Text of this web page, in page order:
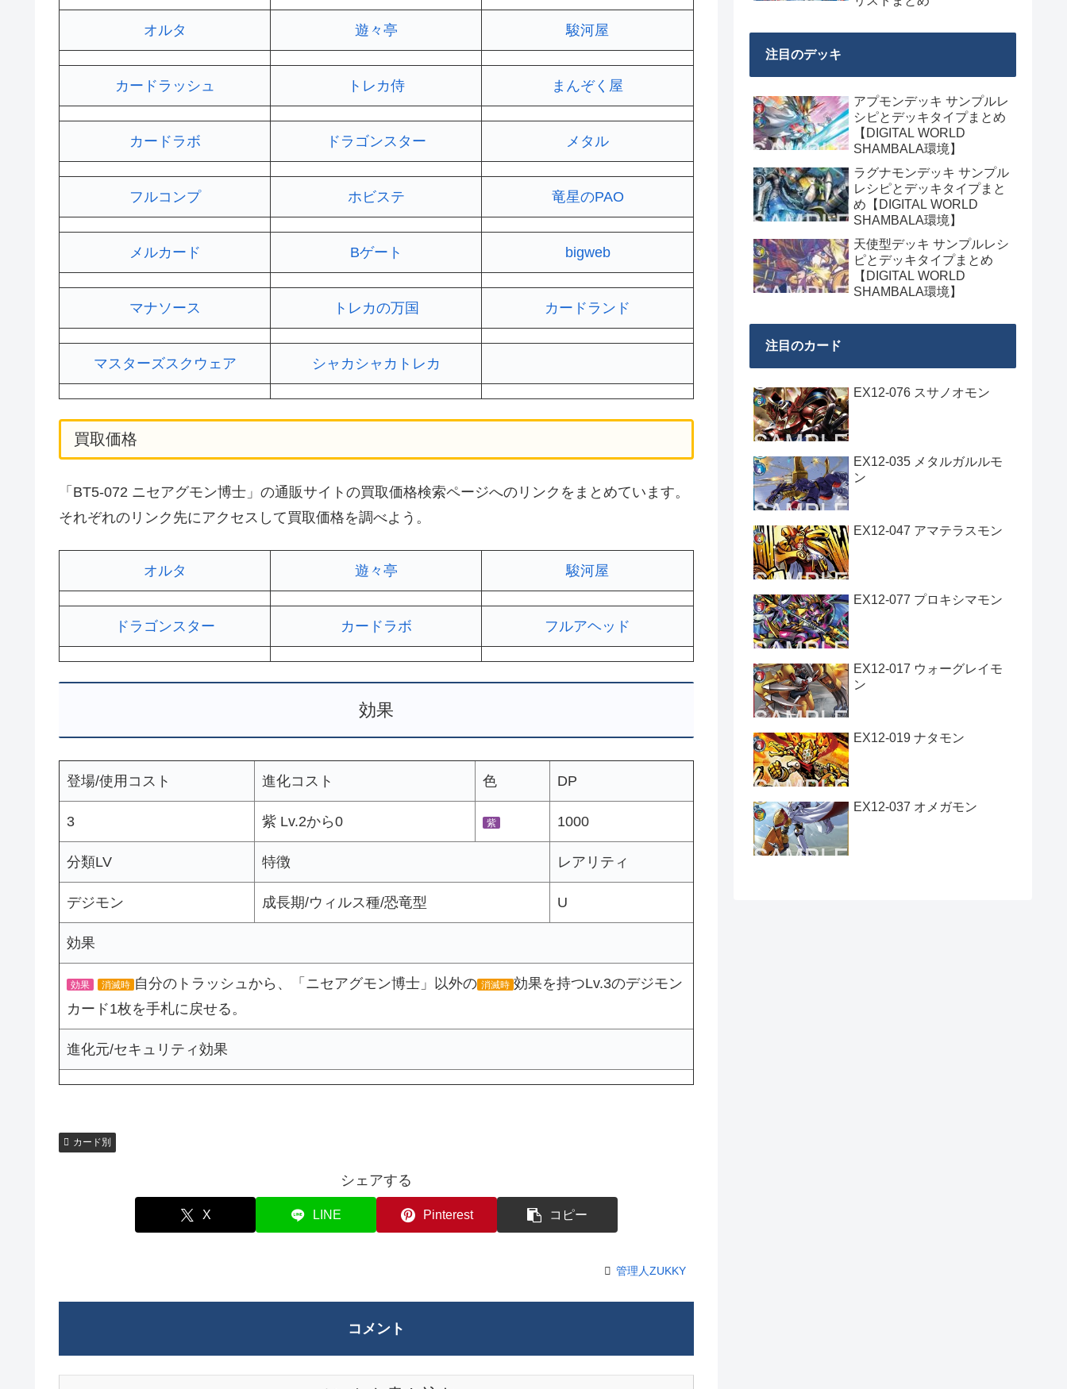
オルタ 遊々亭 駿河屋
カードラッシュ トレカ侍 まんぞく屋
カードラボ ドラゴンスター メタル
フルコンプ ホビステ 竜星のPAO
メルカード Bゲート bigweb
マナソース トレカの万国 カードランド
マスターズスクウェア シャカシャカトレカ
買取価格
「BT5-072 ニセアグモン博士」の通販サイトの買取価格検索ページへのリンクをまとめています。
それぞれのリンク先にアクセスして買取価格を調べよう。
オルタ 遊々亭 駿河屋
ドラゴンスター カードラボ フルアヘッド
効果
登場/使用コスト 進化コスト 色 DP
3 紫 Lv.2から0 紫 1000
分類LV 特徴 レアリティ
デジモン 成長期/ウィルス種/恐竜型 U
効果
効果 消滅時 自分のトラッシュから、「ニセアグモン博士」以外の 消滅時 効果を持つLv.3のデジモン
カード1枚を手札に戻せる。
進化元/セキュリティ効果
カード別
シェアする
X LINE Pinterest コピー
管理人ZUKKY
コメント
注目のデッキ
アプモンデッキ サンプルレ
シピとデッキタイプまとめ
【DIGITAL WORLD
SHAMBALA環境】
ラグナモンデッキ サンプル
レシピとデッキタイプまと
め【DIGITAL WORLD
SHAMBALA環境】
天使型デッキ サンプルレシ
ピとデッキタイプまとめ
【DIGITAL WORLD
SHAMBALA環境】
注目のカード
EX12-076 スサノオモン
EX12-035 メタルガルルモ
ン
EX12-047 アマテラスモン
EX12-077 プロキシマモン
EX12-017 ウォーグレイモ
ン
EX12-019 ナタモン
EX12-037 オメガモン